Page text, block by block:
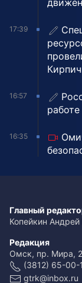
17:39
16:57
16:35
Главный
Копейкин
Редакция
Омск, пр. Мира, 2
(3812) 65-00-
gtrk@inbox.ru